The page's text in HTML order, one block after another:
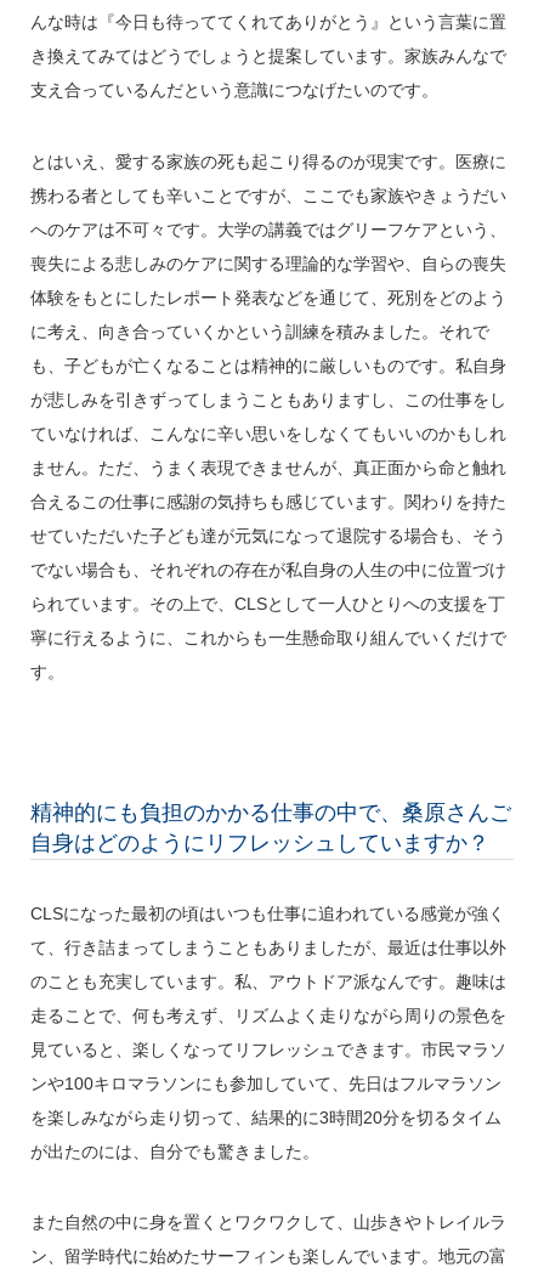
んな時は『今日も待っててくれてありがとう』という言葉に置
き換えてみてはどうでしょうと提案しています。家族みんなで
支え合っているんだという意識につなげたいのです。
とはいえ、愛する家族の死も起こり得るのが現実です。医療に
携わる者としても辛いことですが、ここでも家族やきょうだい
へのケアは不可々です。大学の講義ではグリーフケアという、
喪失による悲しみのケアに関する理論的な学習や、自らの喪失
体験をもとにしたレポート発表などを通じて、死別をどのよう
に考え、向き合っていくかという訓練を積みました。それで
も、子どもが亡くなることは精神的に厳しいものです。私自身
が悲しみを引きずってしまうこともありますし、この仕事をし
ていなければ、こんなに辛い思いをしなくてもいいのかもしれ
ません。ただ、うまく表現できませんが、真正面から命と触れ
合えるこの仕事に感謝の気持ちも感じています。関わりを持た
せていただいた子ども達が元気になって退院する場合も、そう
でない場合も、それぞれの存在が私自身の人生の中に位置づけ
られています。その上で、CLSとして一人ひとりへの支援を丁
寧に行えるように、これからも一生懸命取り組んでいくだけで
す。
精神的にも負担のかかる仕事の中で、桑原さんご
自身はどのようにリフレッシュしていますか？
CLSになった最初の頃はいつも仕事に追われている感覚が強く
て、行き詰まってしまうこともありましたが、最近は仕事以外
のことも充実しています。私、アウトドア派なんです。趣味は
走ることで、何も考えず、リズムよく走りながら周りの景色を
見ていると、楽しくなってリフレッシュできます。市民マラソ
ンや100キロマラソンにも参加していて、先日はフルマラソン
を楽しみながら走り切って、結果的に3時間20分を切るタイム
が出たのには、自分でも驚きました。
また自然の中に身を置くとワクワクして、山歩きやトレイルラ
ン、留学時代に始めたサーフィンも楽しんでいます。地元の富